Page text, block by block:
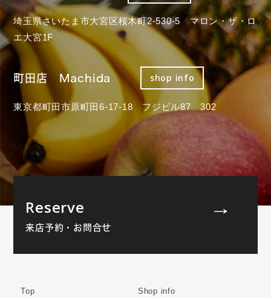
埼玉県さいたま市大宮区桜木町2-530-5 マロン・ザ・ロ
エ大宮1F
町田店 Machida shop info
東京都町田市原町田6-17-18 フジビル87 302
Reserve
来店予約・お問合せ
Top Shop info